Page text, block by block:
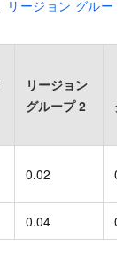
リージョン グルー
リージョン
グループ 2
グ
0.02
0.04